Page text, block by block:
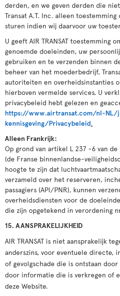
derden, en we geven derden die
Transat A.T. Inc. alleen
sturen indien wij daarvoor uw
U geeft AIR TRANSAT toestemming
genoemde doeleinden, uw
gebruiken en te verzenden binnen
beheer van het moederbedrijf,
autoriteiten en overheidsinstanties
hierboven vermelde services. U
privacybeleid hebt gelezen en
https://www.airtransat.com/nl-NL/
kennisgeving/Privacybeleid.
Alleen Frankrijk:
Op grond van artikel L 237 -6 van
(de Franse binnenlandse-
hoogte te zijn dat
verzameld over het reserveren,
passagiers (API/PNR), kunnen
overheidsdiensten voor de
die zijn opgetekend in verordening
15. AANSPRAKELIJKHEID
AIR TRANSAT is niet aansprakelijk
anderszins, voor eventuele directe,
of gevolgschade die is ontstaan
door informatie die is verkregen of
deze Website.